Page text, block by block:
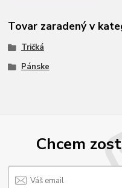
Tovar zaradený v
Tričká
Pánske
Chcem